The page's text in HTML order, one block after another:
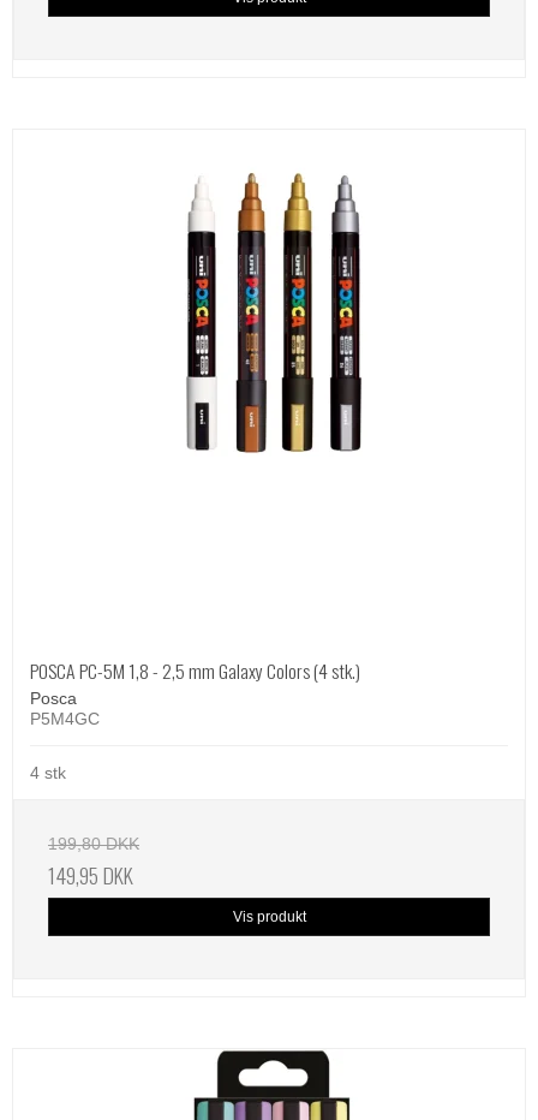
POSCA PC-5M 1,8 - 2,5 mm Galaxy Colors (4 stk.)
Posca
P5M4GC
4 stk
199,80 DKK
149,95 DKK
Vis produkt